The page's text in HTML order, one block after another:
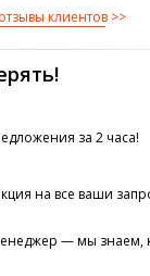
клиентов
за 2 часа!
на все ваши
— мы знаем,